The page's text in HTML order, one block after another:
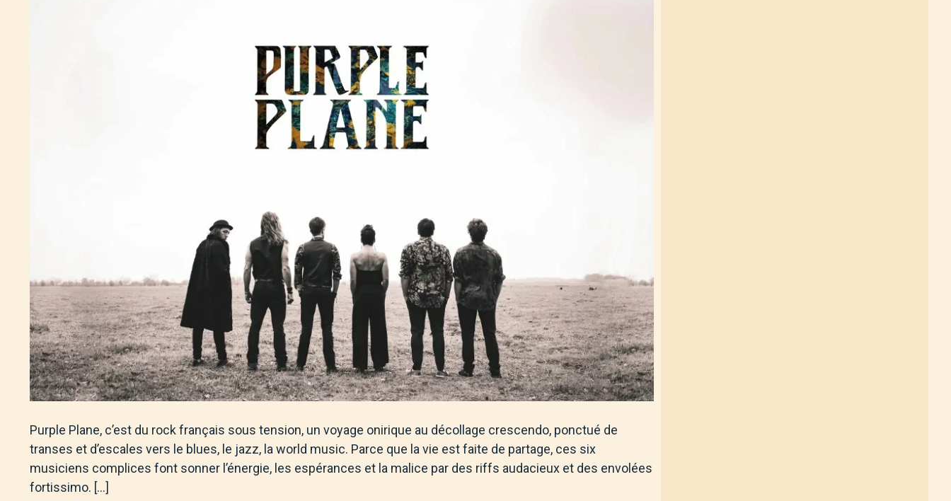
Purple Plane, c’est du rock français sous tension, un voyage onirique au décollage crescendo, ponctué de
transes et d’escales vers le blues, le jazz, la world music. Parce que la vie est faite de partage, ces six
musiciens complices font sonner l’énergie, les espérances et la malice par des riffs audacieux et des envolées
fortissimo. […]